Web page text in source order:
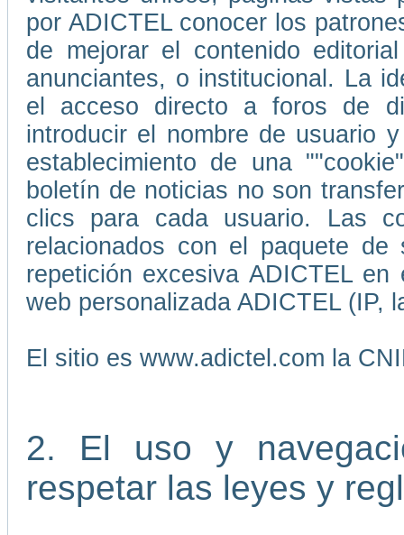
por ADICTEL conocer los
de mejorar el contenido
anunciantes, o institucional. La
el acceso directo a foros de
introducir el nombre de usuario
establecimiento de una
boletín de noticias no son
clics para cada usuario. Las
relacionados con el paquete
repetición excesiva ADICTEL
web personalizada ADICTEL (IP,
El sitio es www.adictel.com la
2. El uso y
respetar las leyes y